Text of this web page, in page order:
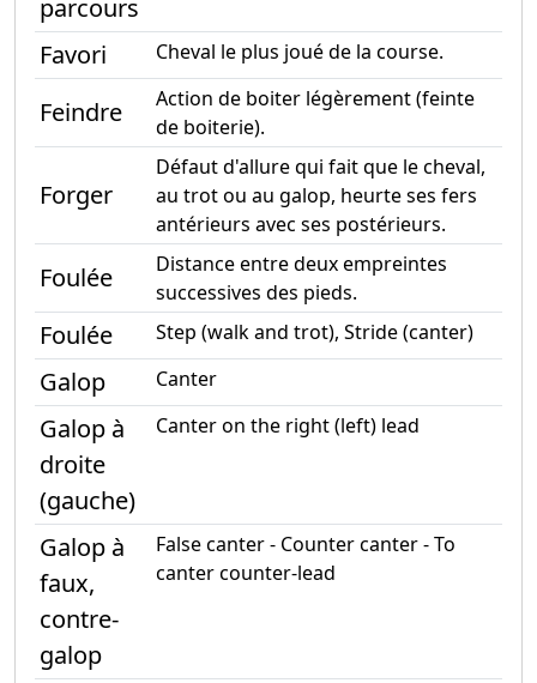
parcours
Favori Cheval le plus joué de la course.
Feindre
Action de boiter légèrement (feinte
de boiterie).
Forger
Défaut d'allure qui fait que le cheval,
au trot ou au galop, heurte ses fers
antérieurs avec ses postérieurs.
Foulée
Distance entre deux empreintes
successives des pieds.
Foulée Step (walk and trot), Stride (canter)
Galop Canter
Galop à
droite
(gauche)
Canter on the right (left) lead
Galop à
faux,
contre-
galop
False canter - Counter canter - To
canter counter-lead